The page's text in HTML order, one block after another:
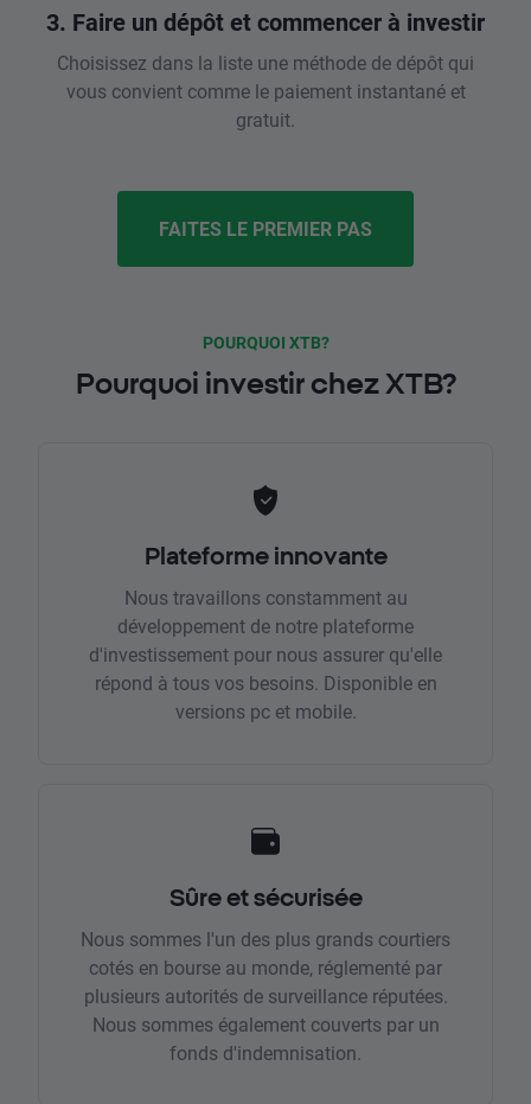
3. Faire un dépôt et commencer à investir
Choisissez dans la liste une méthode de dépôt qui
vous convient comme le paiement instantané et
gratuit.
FAITES LE PREMIER PAS
POURQUOI XTB?
Pourquoi investir chez XTB?
Plateforme innovante
Nous travaillons constamment au
développement de notre plateforme
d'investissement pour nous assurer qu'elle
répond à tous vos besoins. Disponible en
versions pc et mobile.
Sûre et sécurisée
Nous sommes l'un des plus grands courtiers
cotés en bourse au monde, réglementé par
plusieurs autorités de surveillance réputées.
Nous sommes également couverts par un
fonds d'indemnisation.